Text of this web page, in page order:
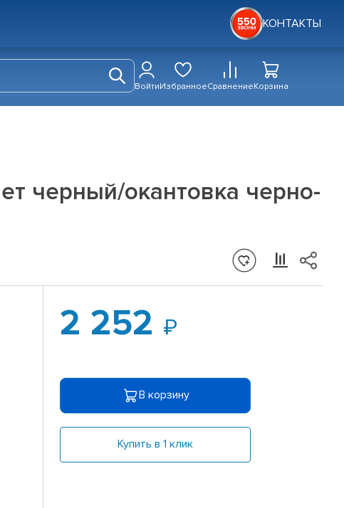
КОНТАКТЫ
ВойтиИзбранноеСравнениеКорзина
черный/окантовка черно-
2 252
В корзину
Купить в 1 клик